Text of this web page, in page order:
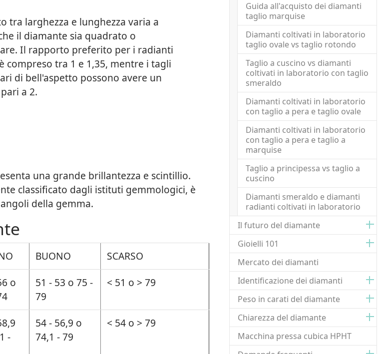
Guida all'acquisto dei diamanti
taglio marquise
Diamanti coltivati in laboratorio
taglio ovale vs taglio rotondo
Taglio a cuscino vs diamanti
coltivati in laboratorio con taglio
smeraldo
Diamanti coltivati in laboratorio
con taglio a pera e taglio ovale
Diamanti coltivati in laboratorio
con taglio a pera e taglio a
marquise
Taglio a principessa vs taglio a
cuscino
Diamanti smeraldo e diamanti
radianti coltivati in laboratorio
Il futuro del diamante
Gioielli 101
Mercato dei diamanti
Identificazione dei diamanti
Peso in carati del diamante
Chiarezza del diamante
Macchina pressa cubica HPHT
tra larghezza e lunghezza varia a
il diamante sia quadrato o
Il rapporto preferito per i radianti
compreso tra 1 e 1,35, mentre i tagli
di bell'aspetto possono avere un
a 2.
una grande brillantezza e scintillio.
classificato dagli istituti gemmologici, è
della gemma.
BUONO
SCARSO
o
51 - 53 o 75 -
79
< 51 o > 79
-
54 - 56,9 o
74,1 - 79
< 54 o > 79